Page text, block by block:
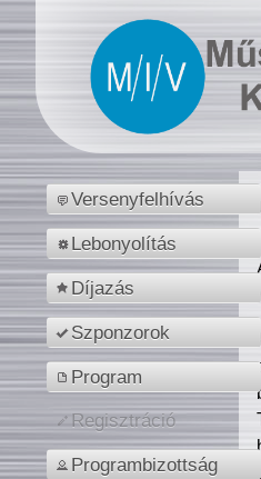
Versenyfelhívás
Lebonyolítás
Díjazás
Szponzorok
Program
Regisztráció
Programbizottság